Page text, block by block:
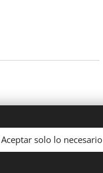
Aceptar solo lo necesario